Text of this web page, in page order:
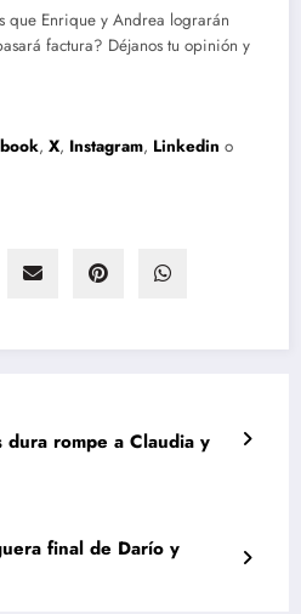
que Enrique y Andrea lograrán
factura? Déjanos tu opinión y
, X, Instagram, Linkedin o
dura rompe a Claudia y
final de Darío y